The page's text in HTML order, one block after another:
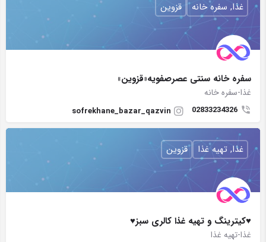
سفره خانه سنتی عصرصفویه«قزوین»
غذا-سفره خانه
02833234326
sofrekhane_bazar_qazvin
غذا, سفره خانه قزوین
♥کیترینگ و تهیه غذا کالری سبز♥
غذا-تهیه غذا
غذا, تهیه غذا قزوین